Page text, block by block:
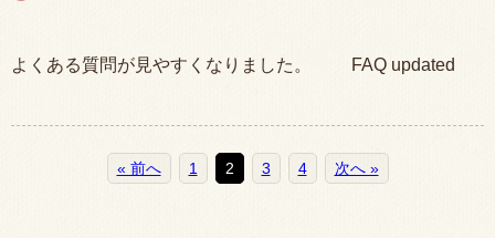
よくある質問が見やすくなりました。 FAQ updated
« 前へ 1 2 3 4 次へ »